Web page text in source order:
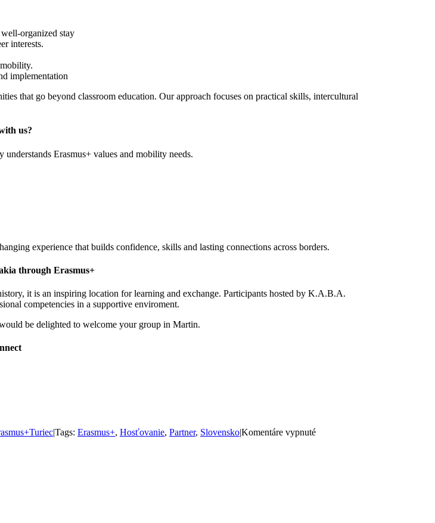
organized stay
interests.
implementation
that go beyond classroom education. Our approach focuses on practical skills, intercultural
us?
Erasmus+ values and mobility needs.
experience that builds confidence, skills and lasting connections across borders.
through Erasmus+
it is an inspiring location for learning and exchange. Participants hosted by K.A.B.A.
competencies in a supportive enviroment.
be delighted to welcome your group in Martin.
|Tags: Erasmus+, Hosťovanie, Partner, Slovensko|Komentáre vypnuténa